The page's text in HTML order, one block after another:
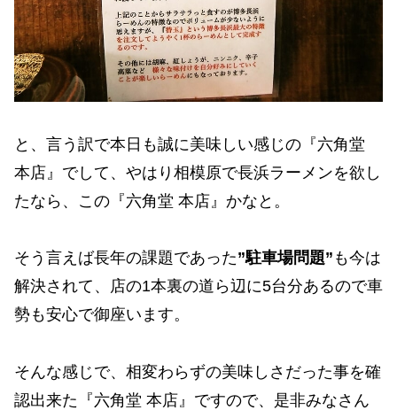
と、言う訳で本日も誠に美味しい感じの『六角堂
本店』でして、やはり相模原で長浜ラーメンを欲し
たなら、この『六角堂 本店』かなと。
そう言えば長年の課題であった”駐車場問題” も今は
解決されて、店の1本裏の道ら辺に5台分あるので車
勢も安心で御座います。
そんな感じで、相変わらずの美味しさだった事を確
認出来た『六角堂 本店』ですので、是非みなさん